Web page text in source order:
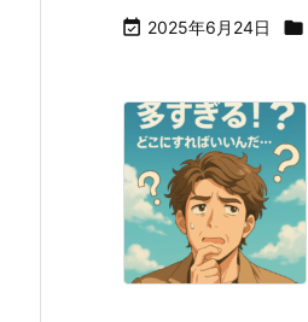
 2025年6月24日 